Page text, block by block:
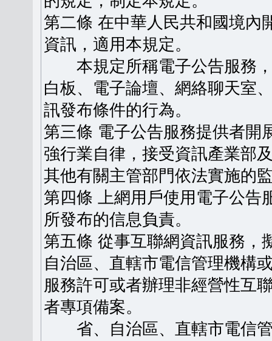
第二條 在中華人民共和國境內
資訊，適用本規定。
本規定所稱電子公告服務，
白板、電子論壇、網絡聊天室
訊發布條件的行為。
第三條 電子公告服務提供者開
強行業自律，接受資訊產業部
其他有關主管部門依法實施的
第四條 上網用戶使用電子公告
所發布的信息負責。
第五條 從事互聯網資訊服務，
自治區、直轄市電信管理機構
服務許可或者辦理非經營性互
者專項備案。
省、自治區、直轄市電信管